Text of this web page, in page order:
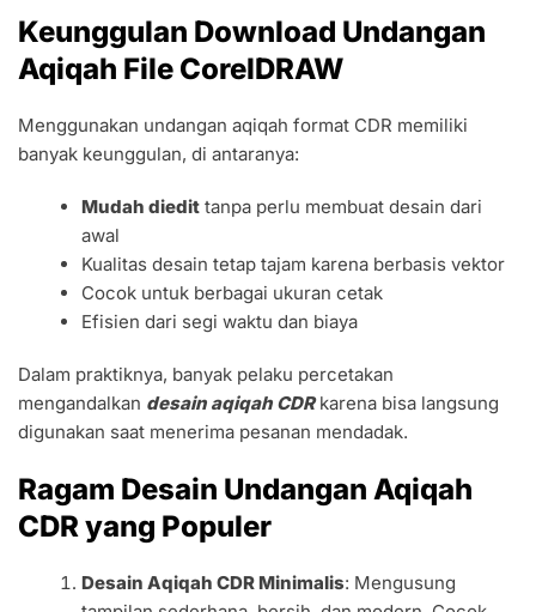
Keunggulan Download Undangan
Aqiqah File CorelDRAW
Menggunakan undangan aqiqah format CDR memiliki
banyak keunggulan, di antaranya:
Mudah diedit tanpa perlu membuat desain dari
awal
Kualitas desain tetap tajam karena berbasis vektor
Cocok untuk berbagai ukuran cetak
Efisien dari segi waktu dan biaya
Dalam praktiknya, banyak pelaku percetakan
mengandalkan desain aqiqah CDRkarena bisa langsung
digunakan saat menerima pesanan mendadak.
Ragam Desain Undangan Aqiqah
CDR yang Populer
Desain Aqiqah CDR Minimalis: Mengusung